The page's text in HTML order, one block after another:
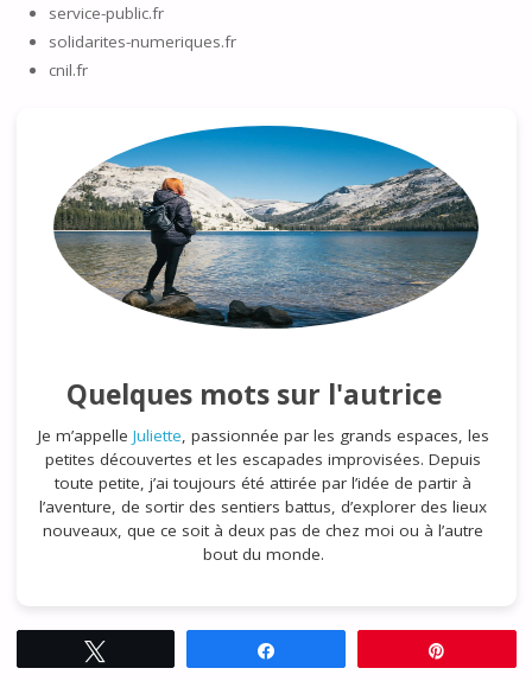
service-public.fr
solidarites-numeriques.fr
cnil.fr
Quelques mots sur l'autrice
Je m’appelle Juliette, passionnée par les grands espaces, les
petites découvertes et les escapades improvisées. Depuis
toute petite, j’ai toujours été attirée par l’idée de partir à
l’aventure, de sortir des sentiers battus, d’explorer des lieux
nouveaux, que ce soit à deux pas de chez moi ou à l’autre
bout du monde.